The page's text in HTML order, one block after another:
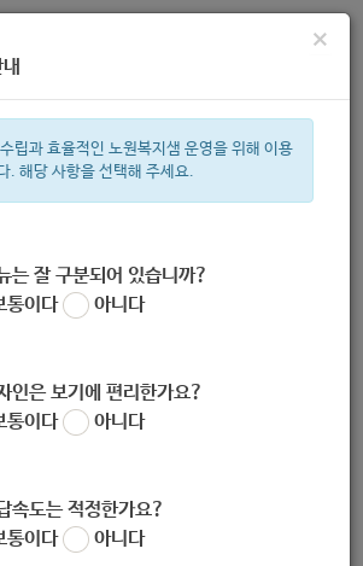
눈으로 보는 복지 정보
×
립과 효율적인 노원복지샘 운영을 위해 이용
. 해당 사항을 선택해 주세요.
는 잘 구분되어 있습니까?
통이다 아니다
인은 보기에 편리한가요?
통이다 아니다
속도는 적정한가요?
통이다 아니다
내(부록)_최종